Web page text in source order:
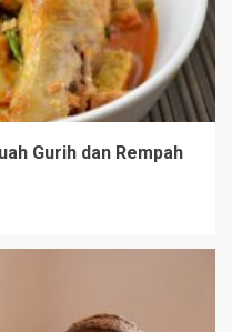
Gurih dan Rempah